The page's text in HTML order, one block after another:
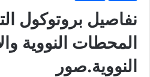
نفاصيل بروتوكول
المحطات النووية
النووية.صور